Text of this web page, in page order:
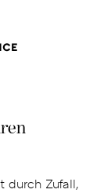
durch Zufall,